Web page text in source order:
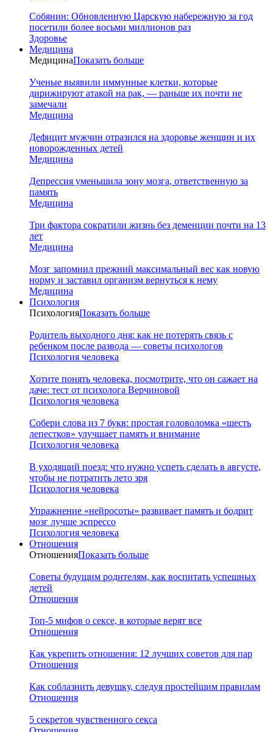
Собянин: Обновленную Царскую набережную за год
посетили более восьми миллионов раз
Здоровье
Медицина
МедицинаПоказать больше
Ученые выявили иммунные клетки, которые
дирижируют атакой на рак, — раньше их почти не
замечали
Медицина
Дефицит мужчин отразился на здоровье женщин и их
новорожденных детей
Медицина
Депрессия уменьшила зону мозга, ответственную за
память
Медицина
Три фактора сократили жизнь без деменции почти на 13
лет
Медицина
Мозг запомнил прежний максимальный вес как новую
норму и заставил организм вернуться к нему
Медицина
Психология
ПсихологияПоказать больше
Родитель выходного дня: как не потерять связь с
ребенком после развода — советы психологов
Психология человека
Хотите понять человека, посмотрите, что он сажает на
даче: тест от психолога Верчиновой
Психология человека
Собери слова из 7 букв: простая головоломка «шесть
лепестков» улучшает память и внимание
Психология человека
В уходящий поезд: что нужно успеть сделать в августе,
чтобы не потратить лето зря
Психология человека
Упражнение «нейросоты» развивает память и бодрит
мозг лучше эспрессо
Психология человека
Отношения
ОтношенияПоказать больше
Советы будущим родителям, как воспитать успешных
детей
Отношения
Топ-5 мифов о сексе, в которые верят все
Отношения
Как укрепить отношения: 12 лучших советов для пар
Отношения
Как соблазнить девушку, следуя простейшим правилам
Отношения
5 секретов чувственного секса